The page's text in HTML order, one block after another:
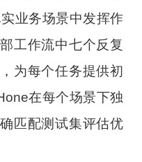
业务场景中发挥作
工作流中七个反复
为每个任务提供初
在每个场景下独
匹配测试集评估优